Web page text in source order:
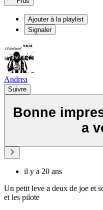
Ajouter à la playlist
Signaler
Andrea
Suivre
Bonne
a
il y a 20 ans
Un petit leve a deux de joe et
et les pilote